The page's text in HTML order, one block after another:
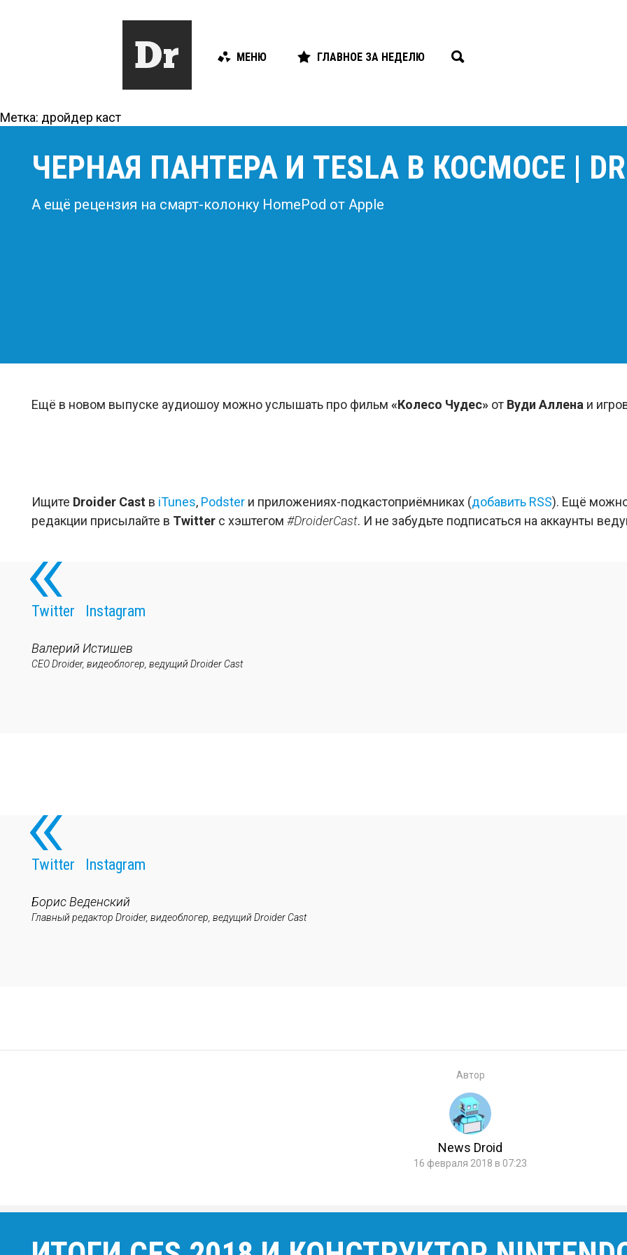
МЕНЮ ГЛАВНОЕ ЗА НЕДЕЛЮ
Метка: дройдер каст
ЧЕРНАЯ ПАНТЕРА И TESLA В КОСМОСЕ |
А ещё рецензия на смарт-колонку HomePod от Apple
Ещё в новом выпуске аудиошоу можно услышать про фильм «Колесо Чудес» от Вуди Аллена и
Ищите Droider Cast в iTunes, Podster и приложениях-подкастоприёмниках (добавить RSS). Ещё
редакции присылайте в Twitter с хэштегом #DroiderCast. И не забудьте подписаться на аккаунты
Twitter Instagram
Валерий Истишев
CEO Droider, видеоблогер, ведущий Droider Cast
Twitter Instagram
Борис Веденский
Главный редактор Droider, видеоблогер, ведущий Droider Cast
Автор
News Droid
16 февраля 2018 в 07:23